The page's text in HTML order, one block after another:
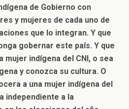
de Gobierno con
y mujeres de cada uno de
que lo integran. Y que
gobernar este país. Y que
mujer indígena del CNI, o sea
y conozca su cultura. O
a una mujer indígena del
independiente a la